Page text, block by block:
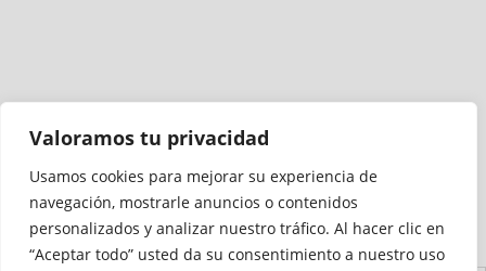
Valoramos tu privacidad
Usamos cookies para mejorar su experiencia de
navegación, mostrarle anuncios o contenidos
personalizados y analizar nuestro tráfico. Al hacer clic en
“Aceptar todo” usted da su consentimiento a nuestro uso
Medio auditado por